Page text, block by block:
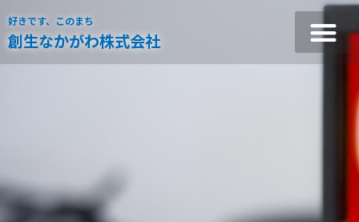
好きです、このまち
創生なかがわ株式会社